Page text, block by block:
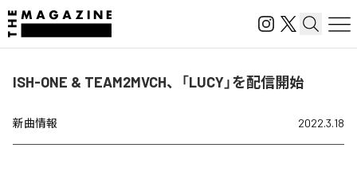
ISH-ONE & TEAM2MVCH、「LUCY」を配信開始
新曲情報 2022.3.18